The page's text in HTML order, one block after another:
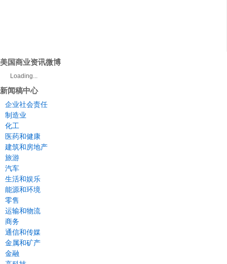
美国商业资讯微博
Loading...
新闻稿中心
企业社会责任
制造业
化工
医药和健康
建筑和房地产
旅游
汽车
生活和娱乐
能源和环境
零售
运输和物流
商务
通信和传媒
金属和矿产
金融